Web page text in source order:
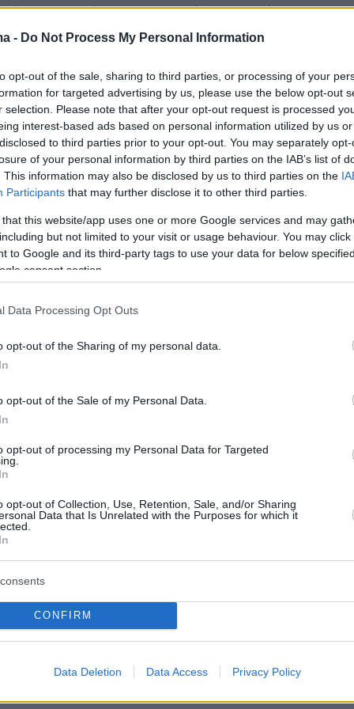
- Do Not Process My Personal Information
opt-out of the sale, sharing to third parties, or processing of your
for targeted advertising by us, please use the below opt-out
selection. Please note that after your opt-out request is processed
interest-based ads based on personal information utilized by us
to third parties prior to your opt-out. You may separately
of your personal information by third parties on the IAB’s list of
This information may also be disclosed by us to third parties on the
Participants that may further disclose it to other third parties.
that this website/app uses one or more Google services and may
but not limited to your visit or usage behaviour. You may
to Google and its third-party tags to use your data for below
consent section.
Data Processing Opt Outs
opt-out of the Sharing of my personal data.
opt-out of the Sale of my Personal Data.
opt-out of processing my Personal Data for Targeted
opt-out of Collection, Use, Retention, Sale, and/or Sharing
Data that Is Unrelated with the Purposes for which it
CONFIRM
Data Deletion Data Access Privacy Policy
ανακοίνωσε ο Αντρέι Πουργκίν,
πρωθυπουργός" της "Λαϊκής Δημοκρατίας
Πούτιν αναφέρθηκε για πρώτη φορά
μίας κρατικής υπόστασης για τις περιοχές
τον έλεγχο των αυτονομιστών.
αμέσως συνομιλίες... για τα θέματα
μίας κρατικής υπόστασης για τη νοτιο-
ώστε να προστατευθούν τα νόμιμα
ανθρώπων που ζουν εκεί", είπε.
δημοσιοποίηση των δηλώσεων αυτών, ο
Κρεμλίνου Ντμίτρι Πεσκόφ διευκρίνισε
Ρωσίας δεν έκανε ποτέ λόγο για την ίδρυση
στις περιοχές της νοτιο-ανατολικής
η Μόσχα είχε ταχθεί υπέρ της